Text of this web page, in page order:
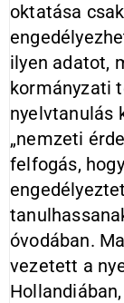
oktatása
ilyen adatot,
kormányzati
nyelvtanulás
„nemzeti
felfogás,
óvodában.
vezetett a